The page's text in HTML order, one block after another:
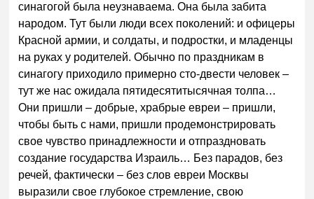
синагогой была неузнаваема. Она была забита
народом. Тут были люди всех поколений: и офицеры
Красной армии, и солдаты, и подростки, и младенцы
на руках у родителей. Обычно по праздникам в
синагогу приходило примерно сто-двести человек –
тут же нас ожидала пятидесятитысячная толпа…
Они пришли – добрые, храбрые евреи – пришли,
чтобы быть с нами, пришли продемонстрировать
свое чувство принадлежности и отпраздновать
создание государства Израиль… Без парадов, без
речей, фактически – без слов евреи Москвы
выразили свое глубокое стремление, свою